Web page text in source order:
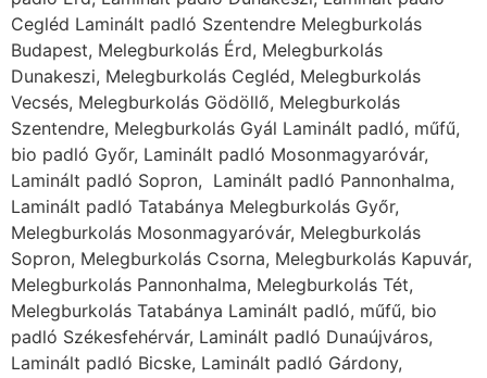
Cegléd Laminált padló Szentendre Melegburkolás
Budapest, Melegburkolás Érd, Melegburkolás
Dunakeszi, Melegburkolás Cegléd, Melegburkolás
Vecsés, Melegburkolás Gödöllő, Melegburkolás
Szentendre, Melegburkolás Gyál Laminált padló, műfű,
bio padló Győr, Laminált padló Mosonmagyaróvár,
Laminált padló Sopron, Laminált padló Pannonhalma,
Laminált padló Tatabánya Melegburkolás Győr,
Melegburkolás Mosonmagyaróvár, Melegburkolás
Sopron, Melegburkolás Csorna, Melegburkolás Kapuvár,
Melegburkolás Pannonhalma, Melegburkolás Tét,
Melegburkolás Tatabánya Laminált padló, műfű, bio
padló Székesfehérvár, Laminált padló Dunaújváros,
Laminált padló Bicske, Laminált padló Gárdony,